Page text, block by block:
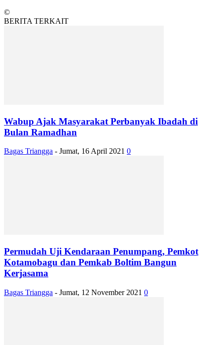
©
BERITA TERKAIT
Wabup Ajak Masyarakat Perbanyak Ibadah di
Bulan Ramadhan
Bagas Triangga - Jumat, 16 April 2021 0
Permudah Uji Kendaraan Penumpang, Pemkot
Kotamobagu dan Pemkab Boltim Bangun
Kerjasama
Bagas Triangga - Jumat, 12 November 2021 0